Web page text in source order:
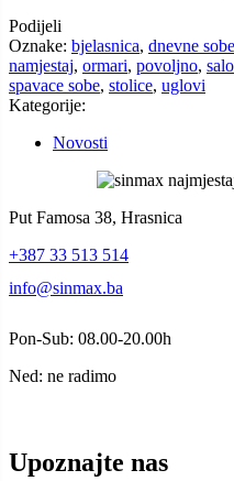
Podijeli
Oznake: bjelasnica, dnevne sobe
namjestaj, ormari, povoljno,
spavace sobe, stolice, uglovi
Kategorije:
Novosti
Put Famosa 38, Hrasnica
+387 33 513 514
info@sinmax.ba
Pon-Sub: 08.00-20.00h
Ned: ne radimo
Upoznajte nas